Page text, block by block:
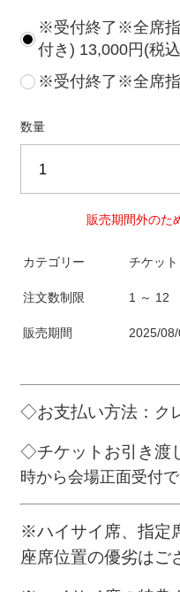
※受付終了※全席指
付き) 13,000円(税
※受付終了※全席指
数量
販売期間外のた
カテゴリー チケッ
注文数制限 1 ～ 12
販売期間 2025/
◇お支払い方法： ク
◇チケットお引き渡
時から会場正面受付
※ハイサイ席、指定
座席位置の優劣はご